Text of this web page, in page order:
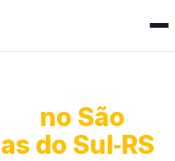
no São
do Sul‑RS